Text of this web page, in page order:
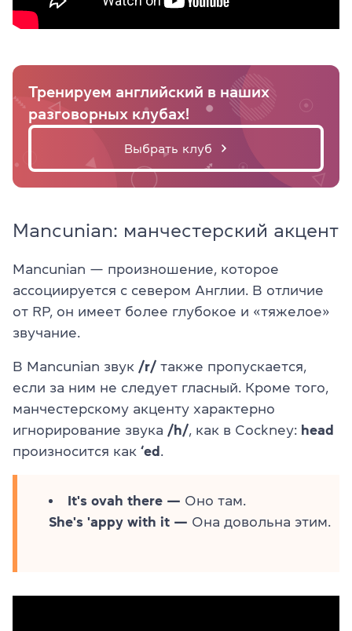
Тренируем английский в наших
разговорных клубах!
Выбрать клуб
Mancunian: манчестерский акцент
Mancunian — произношение, которое
ассоциируется с севером Англии. В отличие
от RP, он имеет более глубокое и «тяжелое»
звучание.
В Mancunian звук /r/ также пропускается,
если за ним не следует гласный. Кроме того,
манчестерскому акценту характерно
игнорирование звука /h/, как в Cockney: head
произносится как ‘ed .
It's ovah there — Оно там.
She's 'appy with it — Она довольна этим.